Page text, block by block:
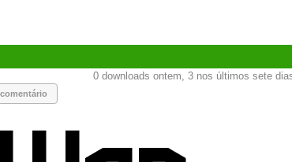
0 downloads ontem, 3 nos últimos sete